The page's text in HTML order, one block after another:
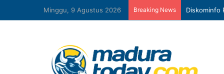
Minggu, 9 Agustus 2026 Breaking News Diskominfo